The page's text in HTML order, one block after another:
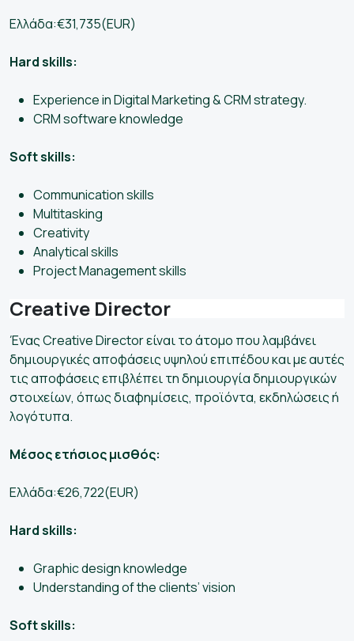
Ελλάδα:€31,735(EUR)
Hard skills:
Experience in Digital Marketing & CRM strategy.
CRM software knowledge
Soft skills:
Communication skills
Multitasking
Creativity
Analytical skills
Project Management skills
Creative Director
Ένας Creative Director είναι το άτομο που λαμβάνει
δημιουργικές αποφάσεις υψηλού επιπέδου και με αυτές
τις αποφάσεις επιβλέπει τη δημιουργία δημιουργικών
στοιχείων, όπως διαφημίσεις, προϊόντα, εκδηλώσεις ή
λογότυπα.
Μέσος ετήσιος μισθός:
Ελλάδα:€26,722(EUR)
Hard skills:
Graphic design knowledge
Understanding of the clients’ vision
Soft skills: